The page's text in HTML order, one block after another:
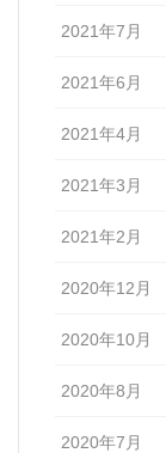
2021年7月
2021年6月
2021年4月
2021年3月
2021年2月
2020年12月
2020年10月
2020年8月
2020年7月